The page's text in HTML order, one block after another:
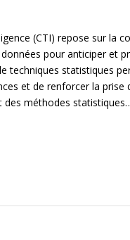
(CTI) repose sur la
pour anticiper et
techniques statistiques
et de renforcer la prise
des méthodes